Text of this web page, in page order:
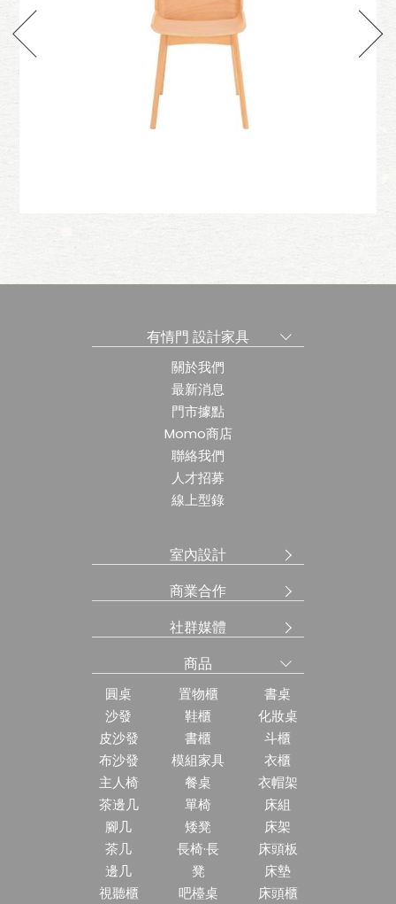
有情門 設計家具
關於我們
最新消息
門市據點
Momo商店
聯絡我們
人才招募
線上型錄
室內設計
商業合作
社群媒體
商品
圓桌
沙發
皮沙發
布沙發
主人椅
茶邊几
腳几
茶几
邊几
視聽櫃
置物櫃
鞋櫃
書櫃
模組家具
餐桌
單椅
矮凳
長椅·長
凳
吧檯桌
書桌
化妝桌
斗櫃
衣櫃
衣帽架
床組
床架
床頭板
床墊
床頭櫃